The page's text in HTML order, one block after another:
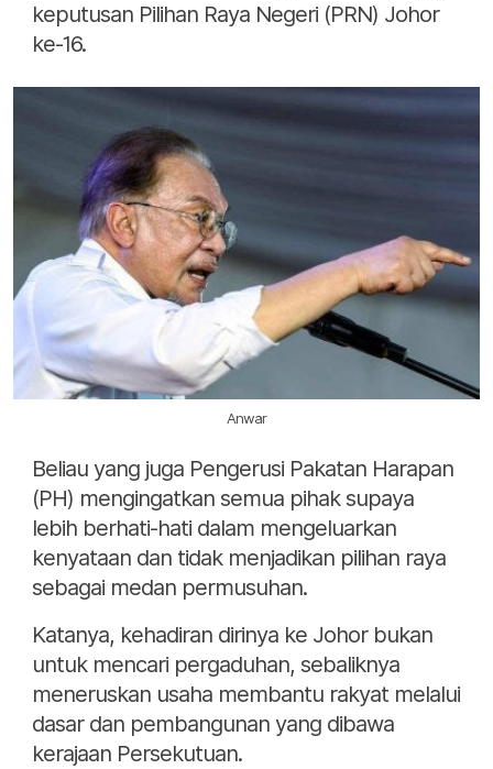
keputusan Pilihan Raya Negeri (PRN) Johor
ke-16.
Anwar
Beliau yang juga Pengerusi Pakatan Harapan
(PH) mengingatkan semua pihak supaya
lebih berhati-hati dalam mengeluarkan
kenyataan dan tidak menjadikan pilihan raya
sebagai medan permusuhan.
Katanya, kehadiran dirinya ke Johor bukan
untuk mencari pergaduhan, sebaliknya
meneruskan usaha membantu rakyat melalui
dasar dan pembangunan yang dibawa
kerajaan Persekutuan.